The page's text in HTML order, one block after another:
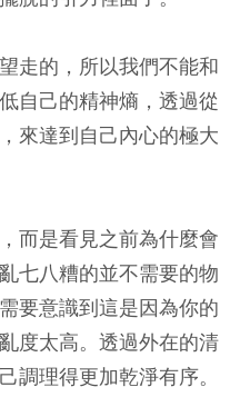
走的，所以我們不能和
自己的精神熵，透過從
來達到自己內心的極大
而是看見之前為什麼會
七八糟的並不需要的物
要意識到這是因為你的
度太高。透過外在的清
調理得更加乾淨有序。